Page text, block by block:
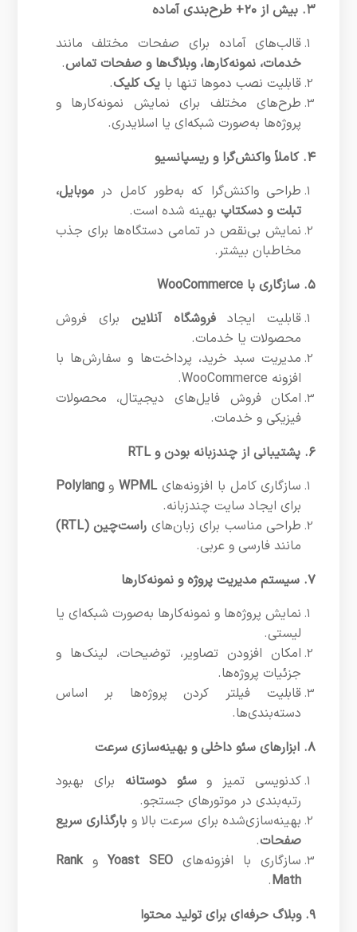
۳. بیش از ۲۰+ طرح‌بندی آماده
قالب‌های آماده برای صفحات مختلف مانند
خدمات، نمونه‌کارها، وبلاگ‌ها و صفحات تماس.
قابلیت نصب دموها تنها با یک کلیک.
طرح‌های مختلف برای نمایش نمونه‌کارها و
پروژه‌ها به‌صورت شبکه‌ای یا اسلایدری.
۴. کاملاً واکنش‌گرا و ریسپانسیو
طراحی واکنش‌گرا که به‌طور کامل درموبایل،
تبلت و دسکتاپبهینه شده است.
نمایش بی‌نقص در تمامی دستگاه‌ها برای جذب
مخاطبان بیشتر.
۵. سازگاری با WooCommerce
قابلیت ایجادفروشگاه آنلاین برای فروش
محصولات یا خدمات.
مدیریت سبد خرید، پرداخت‌ها و سفارش‌ها با
افزونه WooCommerce.
امکان فروش فایل‌های دیجیتال، محصولات
فیزیکی و خدمات.
۶. پشتیبانی از چندزبانه بودن و RTL
سازگاری کامل با افزونه‌هایWPMLوPolylang
برای ایجاد سایت چندزبانه.
طراحی مناسب برای زبان‌های راست‌چین (RTL)
مانند فارسی و عربی.
۷. سیستم مدیریت پروژه و نمونه‌کارها
نمایش پروژه‌ها و نمونه‌کارها به‌صورت شبکه‌ای یا
لیستی.
امکان افزودن تصاویر، توضیحات، لینک‌ها و
جزئیات پروژه‌ها.
قابلیت فیلتر کردن پروژه‌ها بر اساس
دسته‌بندی‌ها.
۸. ابزارهای سئو داخلی و بهینه‌سازی سرعت
کدنویسی تمیز وسئو دوستانه برای بهبود
رتبه‌بندی در موتورهای جستجو.
بهینه‌سازی‌شده برای سرعت بالا و بارگذاری سریع
صفحات.
سازگاری با افزونه‌های Yoast SEOوRank
Math
.
۹. وبلاگ حرفه‌ای برای تولید محتوا